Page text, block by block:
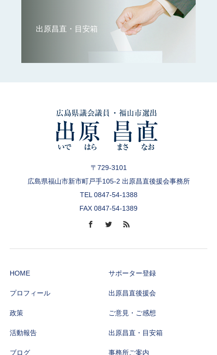
出原昌直・目安箱
〒729-3101
広島県福山市新市町戸手105-2 出原昌直後援会事務所
TEL 0847-54-1388
FAX 0847-54-1389
HOME
プロフィール
政策
活動報告
ブログ
サポーター登録
出原昌直後援会
ご意見・ご感想
出原昌直・目安箱
事務所ご案内